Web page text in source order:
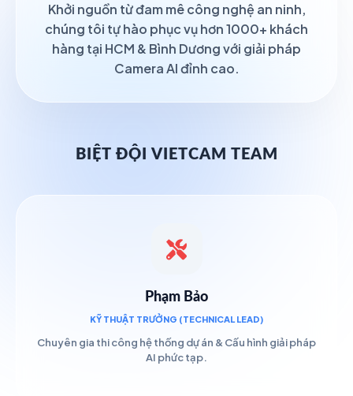
Khởi nguồn từ đam mê công nghệ an ninh,
chúng tôi tự hào phục vụ hơn 1000+ khách
hàng tại HCM & Bình Dương với giải pháp
Camera AI đỉnh cao.
BIỆT ĐỘI VIETCAM TEAM
Phạm Bảo
KỸ THUẬT TRƯỞNG (TECHNICAL LEAD)
Chuyên gia thi công hệ thống dự án & Cấu hình giải pháp
AI phức tạp.